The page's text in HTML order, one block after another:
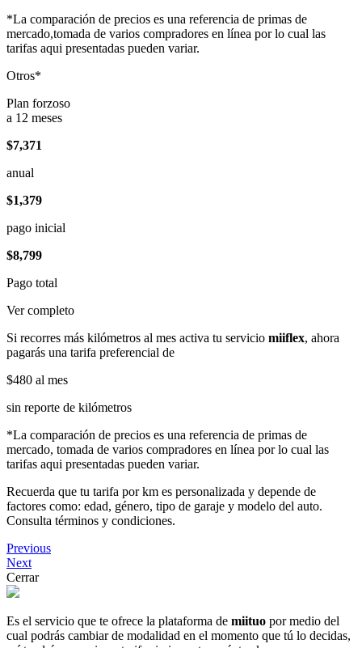
*La comparación de precios es una referencia de primas de
mercado,tomada de varios compradores en línea por lo cual las
tarifas aqui presentadas pueden variar.
Otros*
Plan forzoso
a 12 meses
$7,371
anual
$1,379
pago inicial
$8,799
Pago total
Ver completo
Si recorres más kilómetros al mes activa tu servicio miiflex, ahora
pagarás una tarifa preferencial de
$480 al mes
sin reporte de kilómetros
*La comparación de precios es una referencia de primas de
mercado, tomada de varios compradores en línea por lo cual las
tarifas aqui presentadas pueden variar.
Recuerda que tu tarifa por km es personalizada y depende de
factores como: edad, género, tipo de garaje y modelo del auto.
Consulta términos y condiciones.
Previous
Next
Cerrar
Es el servicio que te ofrece la plataforma de miituo por medio del
cual podrás cambiar de modalidad en el momento que tú lo decidas,